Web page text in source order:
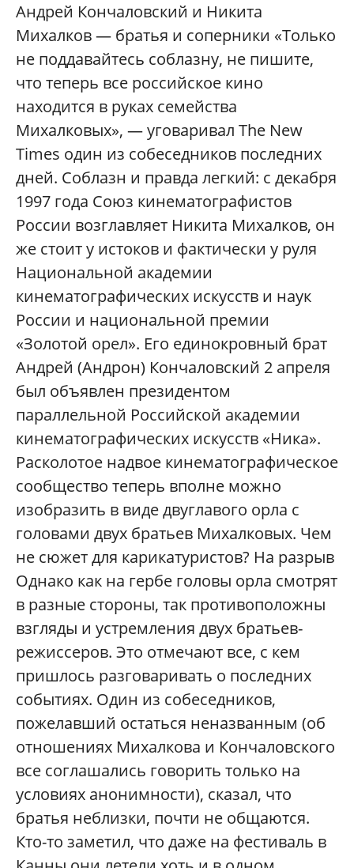
Андрей Кончаловский и Никита
Михалков — братья и соперники «Только
не поддавайтесь соблазну, не пишите,
что теперь все российское кино
находится в руках семейства
Михалковых», — уговаривал The New
Times один из собеседников последних
дней. Соблазн и правда легкий: с декабря
1997 года Союз кинематографистов
России возглавляет Никита Михалков, он
же стоит у истоков и фактически у руля
Национальной академии
кинематографических искусств и наук
России и национальной премии
«Золотой орел». Его единокровный брат
Андрей (Андрон) Кончаловский 2 апреля
был объявлен президентом
параллельной Российской академии
кинематографических искусств «Ника».
Расколотое надвое кинематографическое
сообщество теперь вполне можно
изобразить в виде двуглавого орла с
головами двух братьев Михалковых. Чем
не сюжет для карикатуристов? На разрыв
Однако как на гербе головы орла смотрят
в разные стороны, так противоположны
взгляды и устремления двух братьев-
режиссеров. Это отмечают все, с кем
пришлось разговаривать о последних
событиях. Один из собеседников,
пожелавший остаться неназванным (об
отношениях Михалкова и Кончаловского
все соглашались говорить только на
условиях анонимности), сказал, что
братья неблизки, почти не общаются.
Кто-то заметил, что даже на фестиваль в